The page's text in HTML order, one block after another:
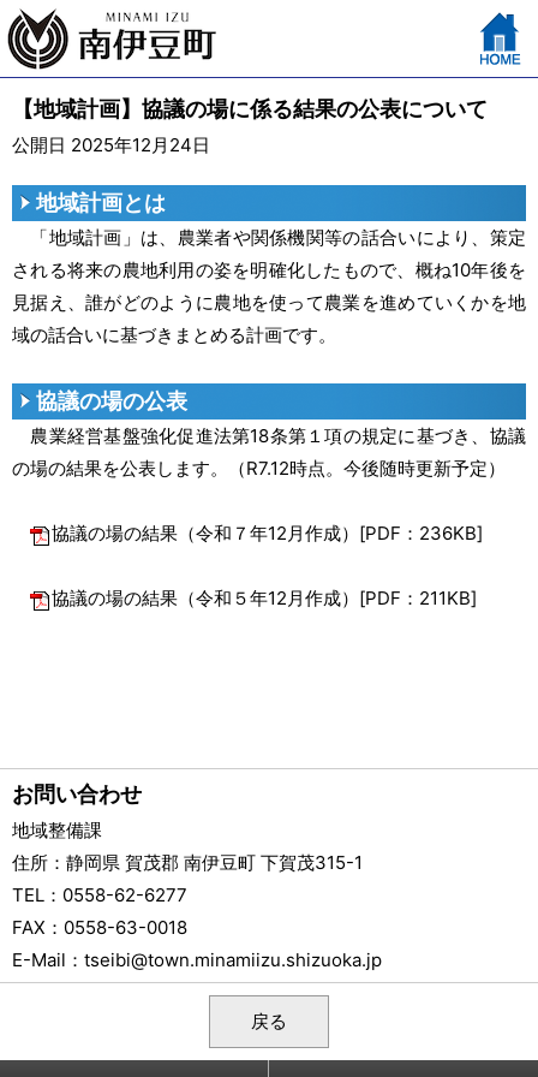
【地域計画】協議の場に係る結果の公表について
公開日 2025年12月24日
地域計画とは
「地域計画」は、農業者や関係機関等の話合いにより、策定
される将来の農地利用の姿を明確化したもので、概ね10年後を
見据え、誰がどのように農地を使って農業を進めていくかを地
域の話合いに基づきまとめる計画です。
協議の場の公表
農業経営基盤強化促進法第18条第１項の規定に基づき、協議
の場の結果を公表します。（R7.12時点。今後随時更新予定）
協議の場の結果（令和７年12月作成）[PDF：236KB]
協議の場の結果（令和５年12月作成）[PDF：211KB]
お問い合わせ
地域整備課
住所 ：静岡県 賀茂郡 南伊豆町 下賀茂315-1
TEL ：0558-62-6277
FAX ：0558-63-0018
E-Mail ： tseibi@town.minamiizu.shizuoka.jp
戻る